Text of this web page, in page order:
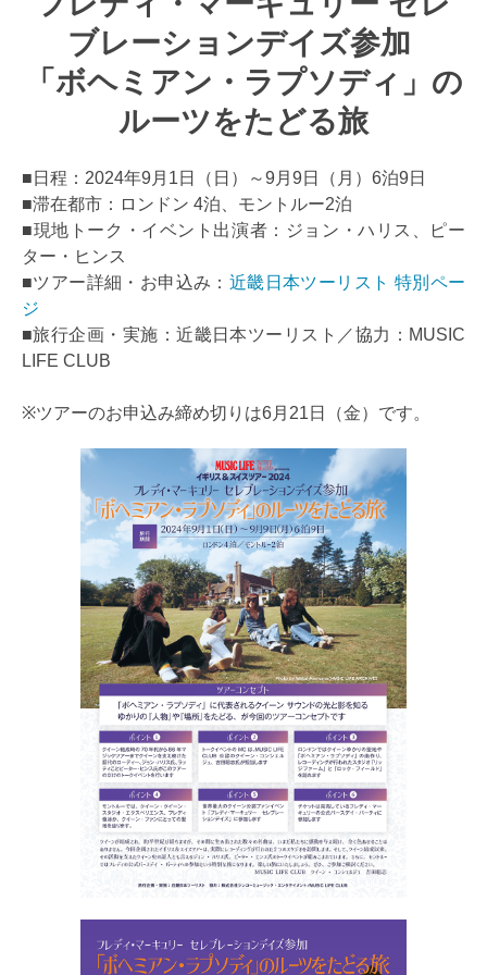
ブレーションデイズ参加
「ボヘミアン・ラプソディ」の
ルーツをたどる旅
■日程：2024年9月1日（日）～9月9日（月）6泊9日
■滞在都市：ロンドン 4泊、モントルー2泊
■現地トーク・イベント出演者：ジョン・ハリス、ピー
ター・ヒンス
■ツアー詳細・お申込み： 近畿日本ツーリスト 特別ペー
ジ
■旅行企画・実施：近畿日本ツーリスト／協力：MUSIC
LIFE CLUB
※ツアーのお申込み締め切りは6月21日（金）です。